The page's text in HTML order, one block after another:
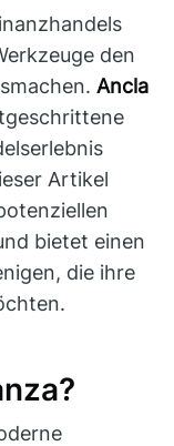
den
Ancla
Artikel
bietet einen
die ihre